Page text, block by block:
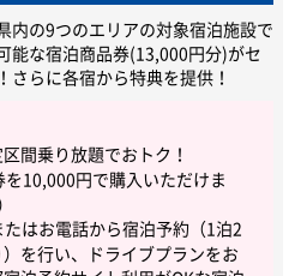
内の9つのエリアの対象宿泊施設で
能な宿泊商品券(13,000円分)がセ
さらに各宿から特典を提供！
間乗り放題でおトク！
10,000円で購入いただけま
はお電話から宿泊予約（1泊2
を行い、ドライブプランをお